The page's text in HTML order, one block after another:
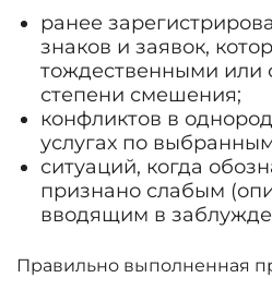
ранее
знаков и заявок,
тождественными или
степени смешения;
конфликтов в
услугах по
ситуаций, когда
признано слабым
вводящим в
Правильно выполненная